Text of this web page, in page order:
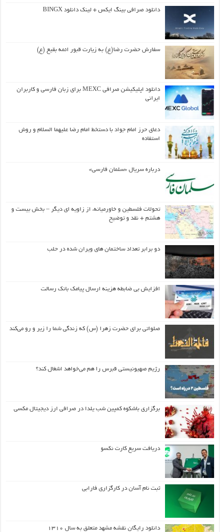
دانلود صرافی بینگ ایکس + لینک دانلود BINGX
سفارش حضرت رضا(ع) به زیارت قبور ائمه بقیع (ع)
دانلود اپلیکیشن صرافی MEXC برای زبان فارسی و کاربران
ایرانی
دعای حرز امام جواد با دستخط امام رضا علیهما السلام و روش
استفاده
درباره سریال «سلمان فارسی»
تحولات فلسطین و خاورمیانه، از زاویه ای دیگر – بخش بیست و
هشتم + نقد و توضیح
دو برابر تعداد ساختمان های ویران شده در حلب
افزایش بی ضابطه هزینه ارسال پیامک بانک رسالت
صلواتی برای حضرت زهرا (س) که زندگی شما را زیر و رو می‌کند
رژیم صهیونیستی قبرس را هم می‌خواهد اشغال کند؟
برگزاری باشکوه کمپین شب یلدا در صرافی ارز دیجیتال مکسی
دریافت سریع کارت نکسو
ثبت نام آسان در کارگزاری فارابی
دانلود رایگان نقشه مشهد متعلق به سال ۱۳۱۰